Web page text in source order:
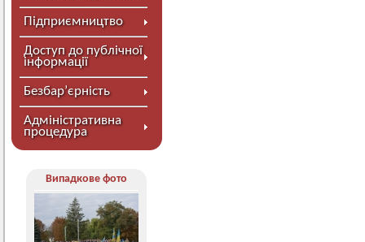
Підприємництво
Доступ до публічної
інформації
Безбар’єрність
Адміністративна
процедура
Випадкове фото